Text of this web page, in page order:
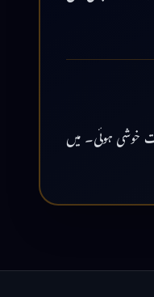
خوشی ہوئی۔ میں